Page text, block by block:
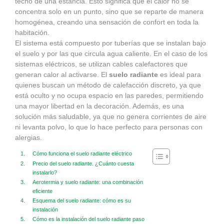
concentra solo en un punto, sino que se reparte de manera
homogénea, creando una sensación de confort en toda la
habitación.
El sistema está compuesto por tuberías que se instalan bajo
el suelo y por las que circula agua caliente. En el caso de los
sistemas eléctricos, se utilizan cables calefactores que
generan calor al activarse. El suelo radiante es ideal para
quienes buscan un método de calefacción discreto, ya que
está oculto y no ocupa espacio en las paredes, permitiendo
una mayor libertad en la decoración. Además, es una
solución más saludable, ya que no genera corrientes de aire
ni levanta polvo, lo que lo hace perfecto para personas con
alergias.
Cómo funciona el suelo radiante eléctrico
Precio del suelo radiante. ¿Cuánto cuesta
instalarlo?
Aerotermia y suelo radiante: una combinación
eficiente
Esquema del suelo radiante: cómo es su
instalación
Cómo es la instalación del suelo radiante paso